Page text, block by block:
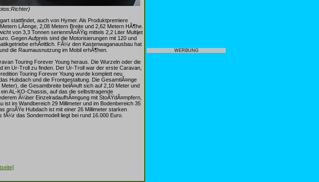
stattfindet, auch von Hymer. Als Produktpremiere
LÃ¤nge, 2,08 Metern Breite und 2,62 Metern HÃ¶he.
von 3,3 Tonnen serienmÃ¤ÃŸig mittels 2,2 Liter Multijet
Gegen Aufpreis sind die Motorisierungen mit 120 und
erhÃ¤ltlich. FÃ¼r den Kastenwaganausbau hat
die Raumausnutzung im Mobil erhÃ¶hen.
Touring Forever Young heraus. Die Wurzeln oder die
im Ur-Troll zu finden. Der Ur-Troll war der erste Caravan,
Touring Forever Young wurde komplett neu
Hubdach und die Frontgestaltung. Die GesamtlÃ¤nge
die Gesamtbreite belÃ¤uft sich auf 2,10 Meter und
AL-KO-Chassis, auf das die selbsttragende
Ã¼ber EinzelradaufhÃ¤ngung mit StoÃŸdÃ¤mpfern,
im Wandbereich 29 Millimeter und im Bodenbereich 35
groÃŸe Hubdach ist mit einer 26 Millimeter starken
das Sondermodell liegt bei rund 16.000 Euro.
WERBUNG